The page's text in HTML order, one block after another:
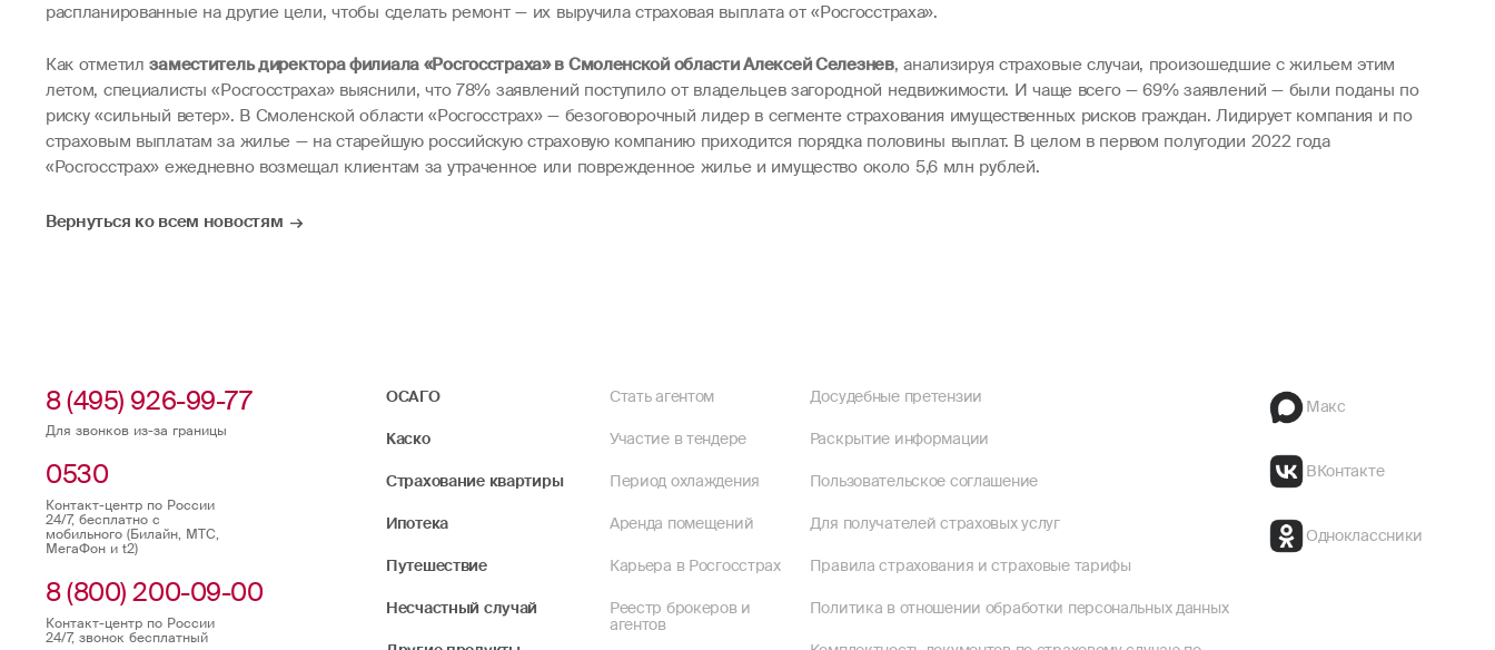
распланированные на другие цели, чтобы сделать ремонт — их выручила страховая выплата от «Росгосстраха».
Как отметилзаместитель директора филиала «Росгосстраха» в Смоленской области Алексей Селезнев, анализируя страховые случаи, произошедшие с жильем этим
летом, специалисты «Росгосстраха» выяснили, что 78% заявлений поступило от владельцев загородной недвижимости. И чаще всего — 69% заявлений — были поданы по
риску «сильный ветер». В Смоленской области «Росгосстрах» — безоговорочный лидер в сегменте страхования имущественных рисков граждан. Лидирует компания и по
страховым выплатам за жилье — на старейшую российскую страховую компанию приходится порядка половины выплат. В целом в первом полугодии 2022 года
«Росгосстрах» ежедневно возмещал клиентам за утраченное или поврежденное жилье и имущество около 5,6 млн рублей.
Вернуться ко всем новостям
8 (495) 926-99-77
Для звонков из-за границы
0530
Контакт-центр по России
24/7, бесплатно с
мобильного (Билайн, МТС,
МегаФон и t2)
8 (800) 200-09-00
Контакт-центр по России
24/7, звонок бесплатный
ОСАГО
Каско
Страхование квартиры
Ипотека
Путешествие
Несчастный случай
Стать агентом
Участие в тендере
Период охлаждения
Аренда помещений
Карьера в Росгосстрах
Реестр брокеров и
агентов
Досудебные претензии
Раскрытие информации
Пользовательское соглашение
Для получателей страховых услуг
Правила страхования и страховые тарифы
Политика в отношении обработки персональных данных
Макс
ВКонтакте
Одноклассники